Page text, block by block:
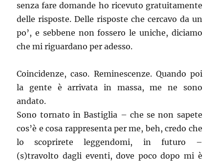
senza fare domande ho ricevuto gratuitamente
delle risposte. Delle risposte che cercavo da un
po’, e sebbene non fossero le uniche, diciamo
che mi riguardano per adesso.
Coincidenze, caso. Reminescenze. Quando poi
la gente è arrivata in massa, me ne sono
andato.
Sono tornato in Bastiglia – che se non sapete
cos’è e cosa rappresenta per me, beh, credo che
lo scoprirete leggendomi, in futuro –
(s)travolto dagli eventi, dove poco dopo mi è